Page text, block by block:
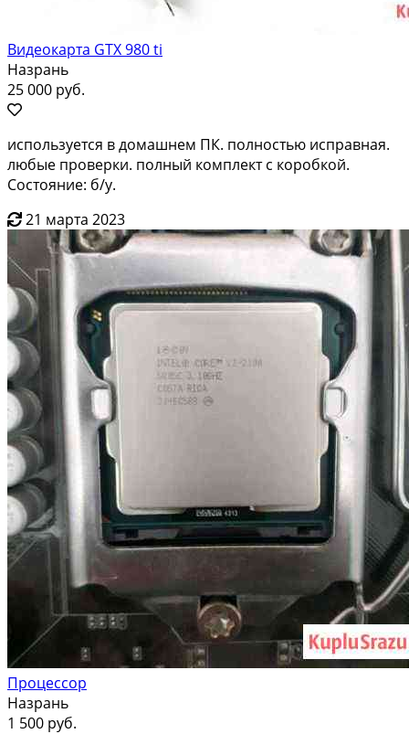
Видеокарта GTX 980 ti
Назрань
25 000 руб.
используется в домашнем ПК. полностью исправная.
любые проверки. полный комплект с коробкой.
Состояние: б/у.
21 марта 2023
Процессор
Назрань
1 500 руб.